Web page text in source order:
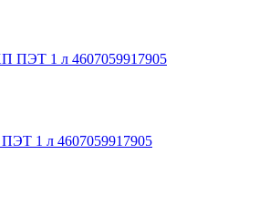
1 л 4607059917905